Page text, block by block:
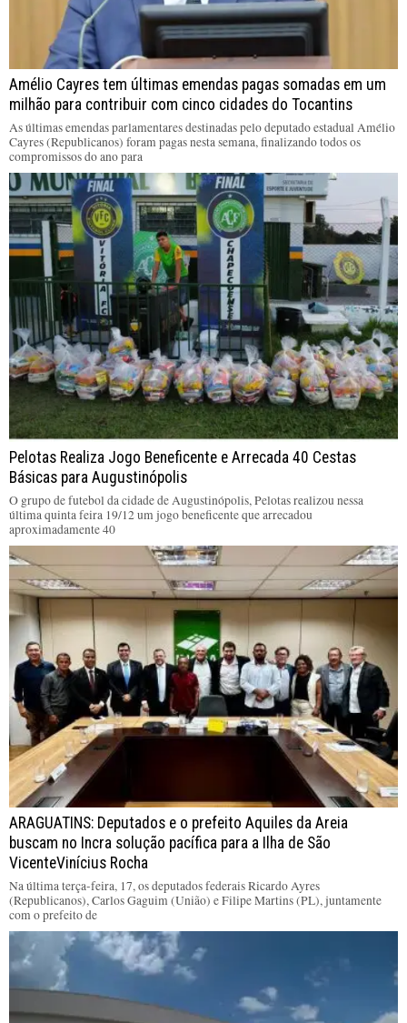
Amélio Cayres tem últimas emendas pagas somadas em um
milhão para contribuir com cinco cidades do Tocantins
As últimas emendas parlamentares destinadas pelo deputado estadual Amélio
Cayres (Republicanos) foram pagas nesta semana, finalizando todos os
compromissos do ano para
Pelotas Realiza Jogo Beneficente e Arrecada 40 Cestas
Básicas para Augustinópolis
O grupo de futebol da cidade de Augustinópolis, Pelotas realizou nessa
última quinta feira 19/12 um jogo beneficente que arrecadou
aproximadamente 40
ARAGUATINS: Deputados e o prefeito Aquiles da Areia
buscam no Incra solução pacífica para a Ilha de São
VicenteVinícius Rocha
Na última terça-feira, 17, os deputados federais Ricardo Ayres
(Republicanos), Carlos Gaguim (União) e Filipe Martins (PL), juntamente
com o prefeito de